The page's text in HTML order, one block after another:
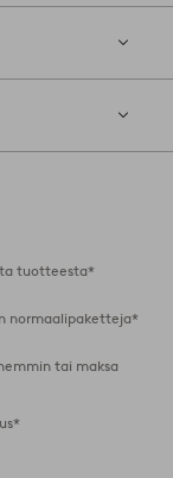
tuotteesta*
normaalipaketteja*
tai maksa